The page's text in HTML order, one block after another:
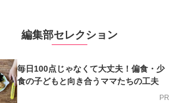
編集部セレクション
毎日100点じゃなくて大丈夫！偏食・少
食の子どもと向き合うママたちの工夫
PR